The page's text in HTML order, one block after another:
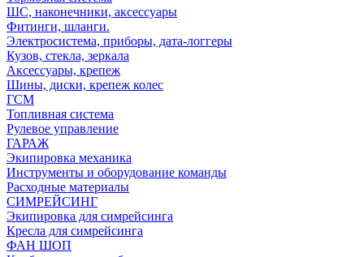
ШС, наконечники, аксессуары
Фитинги, шланги.
Электросистема, приборы, дата-логгеры
Кузов, стекла, зеркала
Аксессуары, крепеж
Шины, диски, крепеж колес
ГСМ
Топливная система
Рулевое управление
ГАРАЖ
Экипировка механика
Инструменты и оборудование команды
Расходные материалы
СИМРЕЙСИНГ
Экипировка для симрейсинга
Кресла для симрейсинга
ФАН ШОП